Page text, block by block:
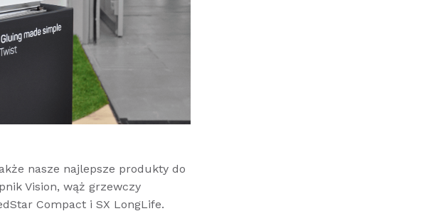
nasze najlepsze produkty do
Vision, wąż grzewczy
Compact i SX LongLife.